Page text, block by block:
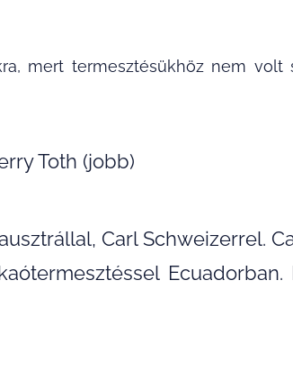
mert termesztésükhöz nem volt
Toth (jobb)
Carl Schweizerrel.